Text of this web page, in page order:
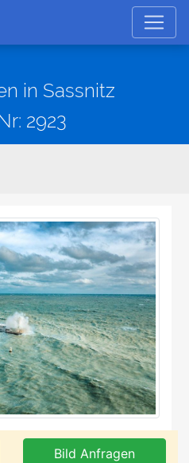
in Sassnitz
2923
Bild Anfragen